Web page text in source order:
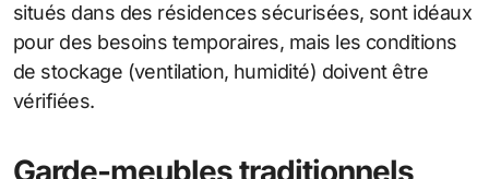
situés dans des résidences sécurisées, sont idéaux
pour des besoins temporaires, mais les conditions
de stockage (ventilation, humidité) doivent être
vérifiées.